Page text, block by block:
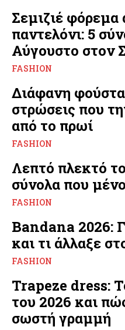
Σεμιζιέ
παντελόνι: 5
Αύγουστο στον
FASHION
Διάφανη
στρώσεις που
από το πρωί
FASHION
Λεπτό πλεκτό
σύνολα που
FASHION
Bandana 2026:
και τι άλλαξε
FASHION
Trapeze dress:
του 2026 και
σωστή γραμμή